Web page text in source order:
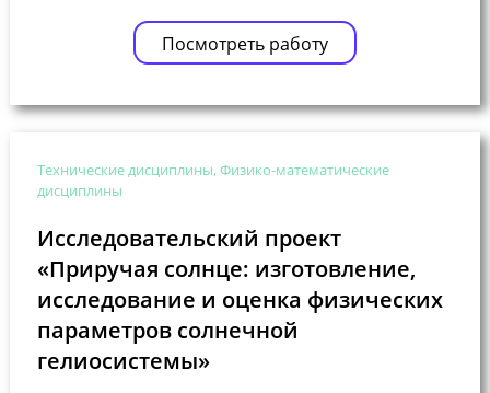
Посмотреть работу
Технические дисциплины, Физико-математические
дисциплины
Исследовательский проект
«Приручая солнце: изготовление,
исследование и оценка физических
параметров солнечной
гелиосистемы»